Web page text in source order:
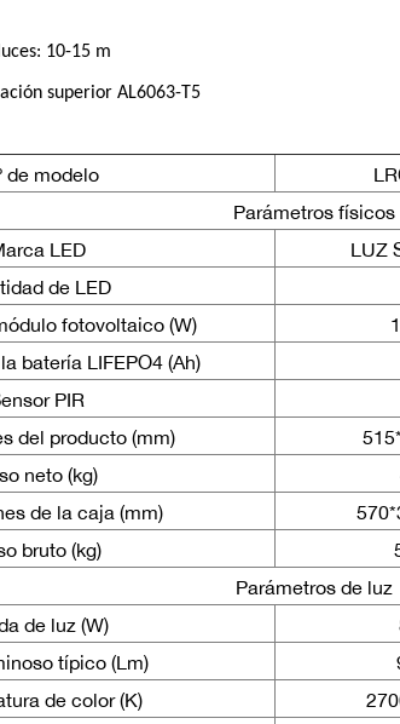
10-15 m
superior AL6063-T5
de modelo
Parámetros físicos
LED
LUZ
de LED
fotovoltaico (W)
batería LIFEPO4 (Ah)
PIR
del producto (mm)
neto (kg)
de la caja (mm)
bruto (kg)
Parámetros de luz
de luz (W)
típico (Lm)
de color (K)